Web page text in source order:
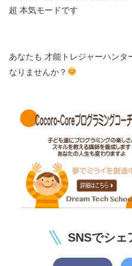
超 本気モードです
あなたも 才能トレジャーハンタ
なりませんか？
SNSでシェ